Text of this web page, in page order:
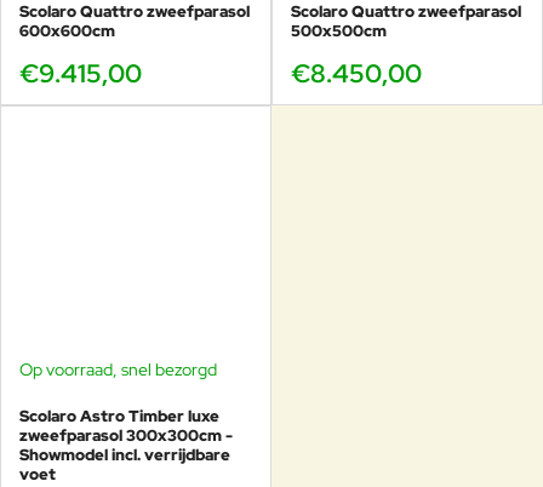
Scolaro Quattro zweefparasol
600x600cm
€9.415,00
Scolaro Quattro zweefparasol
500x500cm
€8.450,00
SHOWMODEL
Op voorraad, snel bezorgd
Scolaro Astro Timber luxe
zweefparasol 300x300cm -
Showmodel incl. verrijdbare
voet